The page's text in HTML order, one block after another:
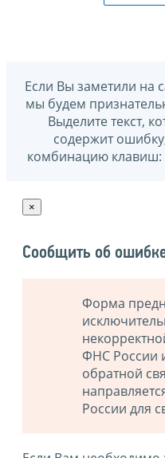
Если Вы заметили на
мы будем
Выделите текст,
содержит
комбинацию клавиш:
×
Сообщить об
Форма
ФНС России
обратной
России для